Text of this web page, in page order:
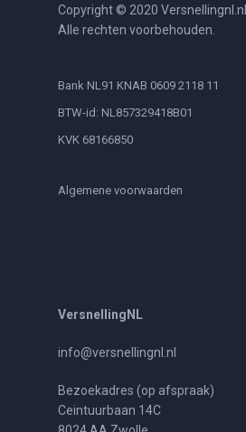
Copyright © 2020 Versnellingnl.nl
Alle rechten voorbehouden.
Bank NL91 KNAB 0609 2118 11
BTW-id: NL857329418B01
KVK 68166850
Algemene voorwaarden
VersnellingNL
info@versnellingnl.nl
Bezoekadres (op afspraak)
Ceintuurbaan 14C